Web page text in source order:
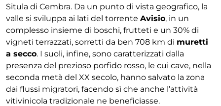
Situla di Cembra. Da un punto di vista geografico, la
valle si sviluppa ai lati del torrente Avisio, in un
complesso insieme di boschi, frutteti e un 30% di
vigneti terrazzati, sorretti da ben 708 km di muretti
a secco. I suoli, infine, sono caratterizzati dalla
presenza del prezioso porfido rosso, le cui cave, nella
seconda metà del XX secolo, hanno salvato la zona
dai flussi migratori, facendo sì che anche l’attività
vitivinicola tradizionale ne beneficiasse.